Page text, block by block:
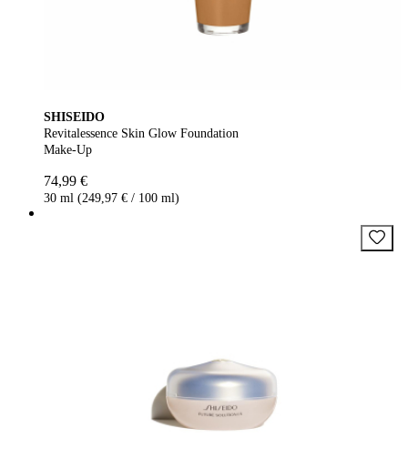
SHISEIDO
Revitalessence Skin Glow Foundation
Make-Up
74,99 €
30 ml (249,97 € / 100 ml)